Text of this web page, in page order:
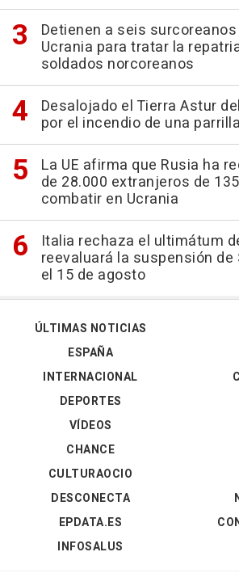
Detienen a seis
Ucrania para tratar la
soldados norcoreanos
Desalojado el Tierra Astur
por el incendio de una parrilla
La UE afirma que Rusia ha
de 28.000 extranjeros de
combatir en Ucrania
Italia rechaza el ultimátum
reevaluará la suspensión
el 15 de agosto
ÚLTIMAS NOTICIAS
ESPAÑA
INTERNACIONAL
DEPORTES
VÍDEOS
CHANCE
CULTURAOCIO
DESCONECTA
EPDATA.ES
INFOSALUS